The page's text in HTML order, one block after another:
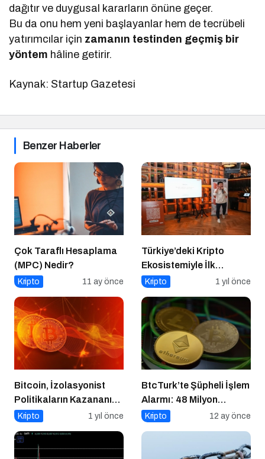
dağıtır ve duygusal kararların önüne geçer.
Bu da onu hem yeni başlayanlar hem de tecrübeli
yatırımcılar için zamanın testinden geçmiş bir
yöntem hâline getirir.
Kaynak: Startup Gazetesi
Benzer Haberler
Çok Taraflı Hesaplama
(MPC) Nedir?
Kripto 11 ay önce
Türkiye’deki Kripto
Ekosistemiyle İlk
Buluşma
Kripto 1 yıl önce
Bitcoin, İzolasyonist
Politikaların Kazananı
Olabilir
Kripto 1 yıl önce
BtcTurk’te Şüpheli İşlem
Alarmı: 48 Milyon
Dolarlık Çıkış İddiası
Kripto 12 ay önce